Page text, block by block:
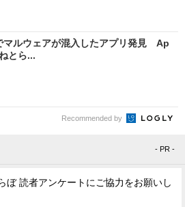
ルウェアが混入したアプリ発見 Ap
とら...
Recommended by
- PR -
ぼ 読者アンケートにご協力をお願いし